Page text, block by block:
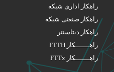
راهکار اداری شبکه
راهکار صنعتی شبکه
راهکار دیتاسنتر
راهـــــــکار FTTH
راهـــــــکار FTTx